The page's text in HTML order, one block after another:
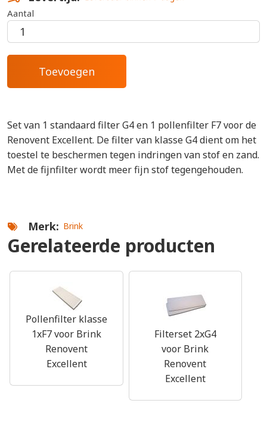
Aantal
Set van 1 standaard filter G4 en 1 pollenfilter F7 voor de
Renovent Excellent. De filter van klasse G4 dient om het
toestel te beschermen tegen indringen van stof en zand.
Met de fijnfilter wordt meer fijn stof tegengehouden.
Merk Brink
Gerelateerde producten
Pollenfilter klasse
1xF7 voor Brink
Renovent
Excellent
Filterset 2xG4
voor Brink
Renovent
Excellent